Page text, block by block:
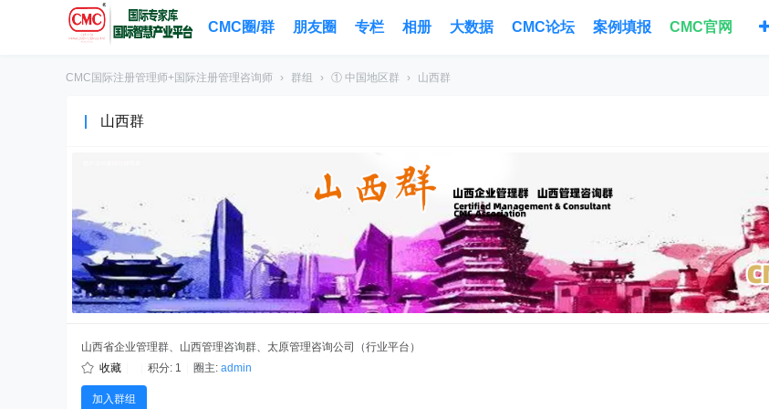
CMC圈/群 朋友圈 专栏 相册 大数据 CMC论坛 案例填报 CMC官网
CMC国际注册管理师+国际注册管理咨询师 › 群组 › ① 中国地区群 › 山西群
山西群
山西省企业管理群、山西管理咨询群、太原管理咨询公司（行业平台）
收藏
积分: 1 圈主: admin
加入群组